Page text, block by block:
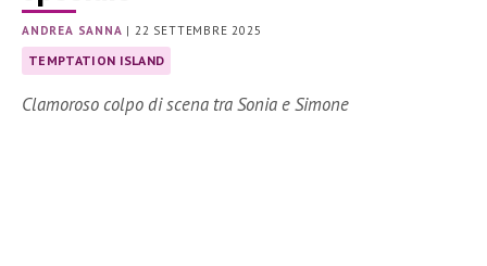
ANDREA SANNA |22 SETTEMBRE 2025
TEMPTATION ISLAND
Clamoroso colpo di scena tra Sonia e Simone